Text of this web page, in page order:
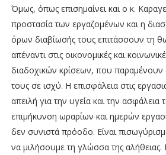
Όμως, όπως επισημαίνει και ο κ.
προστασία των εργαζομένων και η
όρων διαβίωσής τους επιτάσσουν τη
απέναντι στις οικονομικές και
διαδοχικών κρίσεων, που παραμένουν
τους σε ισχύ. Η επισφάλεια στις
απειλή για την υγεία και την
επιμήκυνση ωραρίων και ημερών
δεν συνιστά πρόοδο. Είναι
να μιλήσουμε τη γλώσσα της